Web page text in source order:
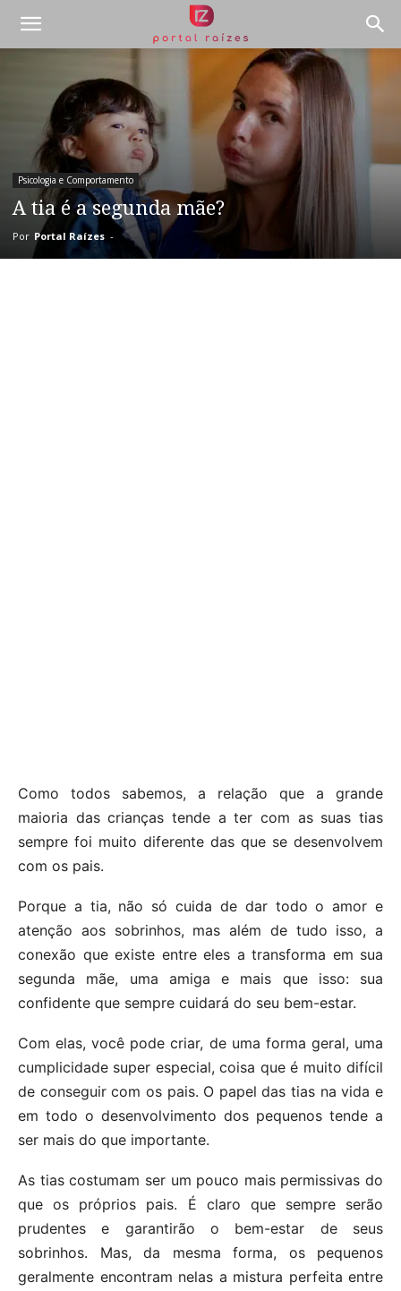
Psicologia e Comportamento
A tia é a segunda mãe?
Por Portal Raízes -
Como todos sabemos, a relação que a grande
maioria das crianças tende a ter com as suas tias
sempre foi muito diferente das que se desenvolvem
com os pais.
Porque a tia, não só cuida de dar todo o amor e
atenção aos sobrinhos, mas além de tudo isso, a
conexão que existe entre eles a transforma em sua
segunda mãe, uma amiga e mais que isso: sua
confidente que sempre cuidará do seu bem-estar.
Com elas, você pode criar, de uma forma geral, uma
cumplicidade super especial, coisa que é muito difícil
de conseguir com os pais. O papel das tias na vida e
em todo o desenvolvimento dos pequenos tende a
ser mais do que importante.
As tias costumam ser um pouco mais permissivas do
que os próprios pais. É claro que sempre serão
prudentes e garantirão o bem-estar de seus
sobrinhos. Mas, da mesma forma, os pequenos
geralmente encontram nelas a mistura perfeita entre